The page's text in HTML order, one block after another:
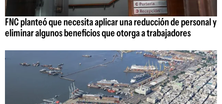
FNC planteó que necesita aplicar una reducción de personal y
eliminar algunos beneficios que otorga a trabajadores